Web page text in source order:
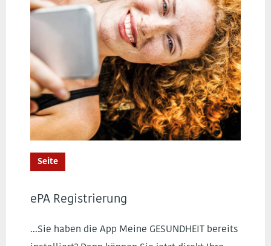
Seite
ePA Registrierung
...Sie haben die App Meine GESUNDHEIT bereits